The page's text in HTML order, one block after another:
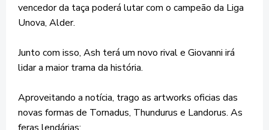
vencedor da taça poderá lutar com o campeão da Liga
Unova, Alder.
Junto com isso, Ash terá um novo rival e Giovanni irá
lidar a maior trama da história.
Aproveitando a notícia, trago as artworks oficias das
novas formas de Tornadus, Thundurus e Landorus. As